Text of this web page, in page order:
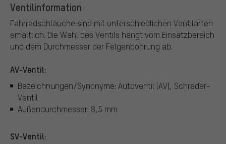
Ventilinformation
Fahrradschläuche sind mit unterschiedlichen Ventilarten
erhältlich. Die Wahl des Ventils hängt vom Einsatzbereich
und dem Durchmesser der Felgenbohrung ab.
AV-Ventil:
Bezeichnungen/Synonyme: Autoventil (AV), Schrader-
Ventil
Außendurchmesser: 8,5 mm
SV-Ventil: